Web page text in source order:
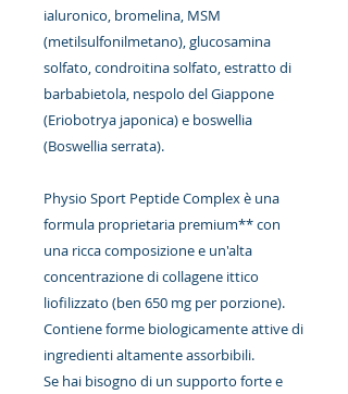
ialuronico, bromelina, MSM
(metilsulfonilmetano), glucosamina
solfato, condroitina solfato, estratto di
barbabietola, nespolo del Giappone
(Eriobotrya japonica) e boswellia
(Boswellia serrata).
Physio Sport Peptide Complex è una
formula proprietaria premium** con
una ricca composizione e un'alta
concentrazione di collagene ittico
liofilizzato (ben 650 mg per porzione).
Contiene forme biologicamente attive di
ingredienti altamente assorbibili.
Se hai bisogno di un supporto forte e